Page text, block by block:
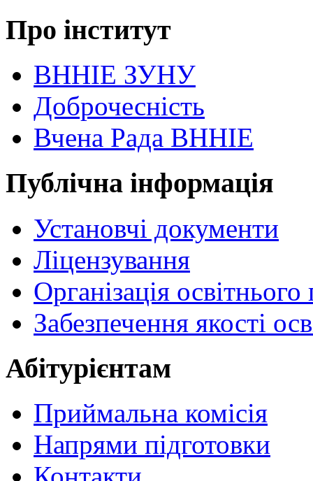
Про інститут
ВННІЕ ЗУНУ
Доброчесність
Вчена Рада ВННІЕ
Публічна інформація
Установчі документи
Ліцензування
Організація
Забезпечення якості
Абітурієнтам
Приймальна комісія
Напрями підготовки